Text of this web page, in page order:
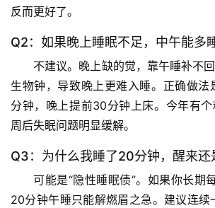
科
技
心
理
站
辟
反而更好了。
Q2：如果晚上睡眠不足，中午能多
不建议。晚上缺的觉，靠午睡补不
生物钟，导致晚上更难入睡。 正确做法
分钟，晚上提前30分钟上床。今年有
周后失眠问题明显缓解。
Q3：为什么我睡了20分钟，醒来还
可能是“隐性睡眠债”。如果你长期
20分钟午睡只能解燃眉之急。建议连续